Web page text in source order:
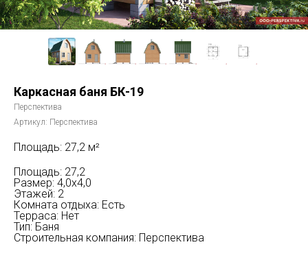
Каркасная баня БК-19
Перспектива
Артикул: Перспектива
Площадь: 27,2 м²
Площадь: 27,2
Размер: 4,0х4​,0
Этажей: 2
Комната отдыха: Есть
Терраса: Нет
Тип: Баня
Строительная компания: Перспектива